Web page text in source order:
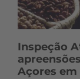
Inspeção
Açores em